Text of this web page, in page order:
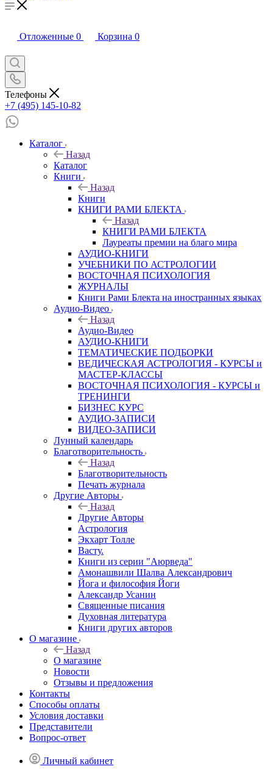
Отложенные 0 Корзина 0
Телефоны
+7 (495) 145-10-82
Каталог
Назад
Каталог
Книги
Назад
Книги
КНИГИ РАМИ БЛЕКТА
Назад
КНИГИ РАМИ БЛЕКТА
Лауреаты премии на благо мира
АУДИО-КНИГИ
УЧЕБНИКИ ПО АСТРОЛОГИИ
ВОСТОЧНАЯ ПСИХОЛОГИЯ
ЖУРНАЛЫ
Книги Рами Блекта на иностранных языках
Аудио-Видео
Назад
Аудио-Видео
АУДИО-КНИГИ
ТЕМАТИЧЕСКИЕ ПОДБОРКИ
ВЕДИЧЕСКАЯ АСТРОЛОГИЯ - КУРСЫ и
МАСТЕР-КЛАССЫ
ВОСТОЧНАЯ ПСИХОЛОГИЯ - КУРСЫ и
ТРЕНИНГИ
БИЗНЕС КУРС
АУДИО-ЗАПИСИ
ВИДЕО-ЗАПИСИ
Лунный календарь
Благотворительность
Назад
Благотворительность
Печать журнала
Другие Aвторы
Назад
Другие Aвторы
Астрология
Экхарт Толле
Васту.
Книги из серии "Аюрведа"
Амонашвили Шалва Александрович
Йога и философия Йоги
Александр Усанин
Священные писания
Духовная литература
Книги других авторов
О магазине
Назад
О магазине
Новости
Отзывы и предложения
Контакты
Способы оплаты
Условия доставки
Представители
Вопрос-ответ
Личный кабинет